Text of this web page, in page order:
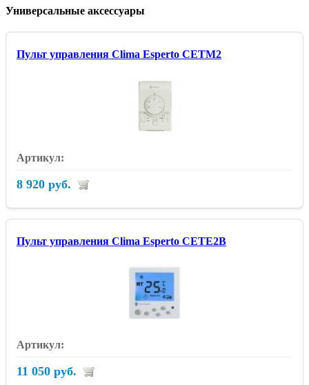
Универсальные аксессуары
Пульт управления Clima Esperto CETM2
8 920 руб.
Пульт управления Clima Esperto CETE2B
11 050 руб.